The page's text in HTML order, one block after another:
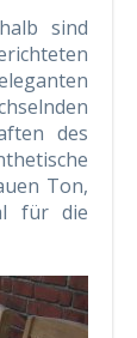
sind
des
Ton,
für die